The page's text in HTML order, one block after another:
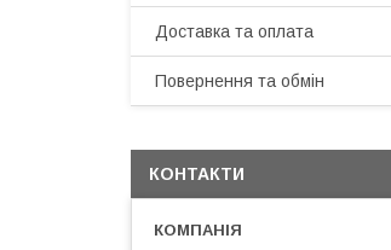
Доставка та оплата
Повернення та обмін
КОНТАКТИ